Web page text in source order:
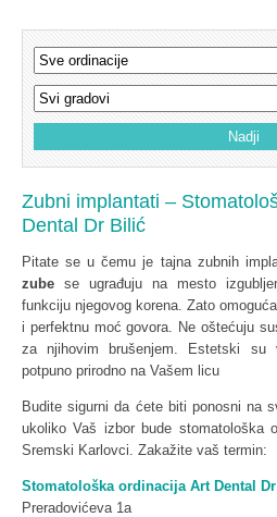
Zubni implantati –
Dental Dr Bilić
Pitate se u čemu je tajna zubnih
zube se ugrađuju na mesto
funkciju njegovog korena. Zato
i perfektnu moć govora. Ne oštećuju
za njihovim brušenjem. Estetski su
potpuno prirodno na Vašem licu
Budite sigurni da ćete biti ponosni na
ukoliko Vaš izbor bude stomatološka
Sremski Karlovci. Zakažite vaš termin:
Stomatološka ordinacija Art Dental
Preradovićeva 1a